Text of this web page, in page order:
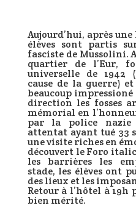
Aujourd’hui, après
élèves sont partis
fasciste de Mussolini.
quartier de l’Eur,
universelle de 1942
cause de la guerre)
beaucoup
direction les fosses
mémorial en
par la police nazie
attentat ayant tué 33
une visite riches en
découvert le Foro
les barrières les
stade, les élèves ont
des lieux et les
Retour à l’hôtel à 19h
bien mérité.